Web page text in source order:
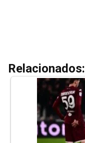
Relacionados: